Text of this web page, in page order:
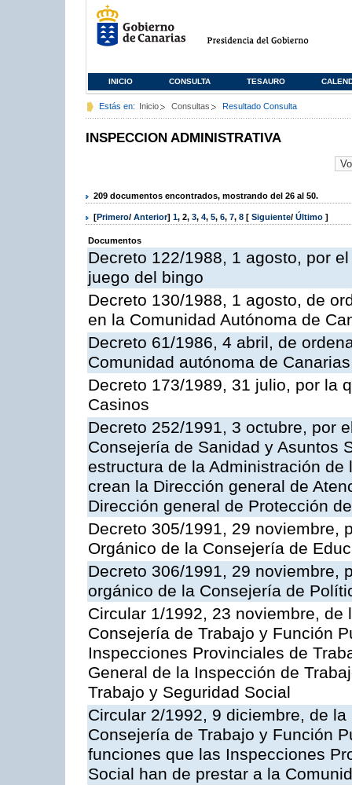
INICIO CONSULTA TESAURO
Estás en: Inicio Consultas Resultado Consulta
INSPECCION ADMINISTRATIVA
209 documentos encontrados, mostrando del 26 al 50.
[Primero/ Anterior] 1, 2, 3, 4, 5, 6, 7, 8 [ Siguiente/ Último ]
Documentos
Decreto 122/1988, 1 agosto, por
juego del bingo
Decreto 130/1988, 1 agosto, de
en la Comunidad Autónoma de
Decreto 61/1986, 4 abril, de
Comunidad autónoma de Canarias
Decreto 173/1989, 31 julio, por la
Casinos
Decreto 252/1991, 3 octubre, por
Consejería de Sanidad y Asuntos
estructura de la Administración
crean la Dirección general de
Dirección general de Protección
Decreto 305/1991, 29 noviembre,
Orgánico de la Consejería de
Decreto 306/1991, 29 noviembre,
orgánico de la Consejería de
Circular 1/1992, 23 noviembre,
Consejería de Trabajo y Función
Inspecciones Provinciales de
General de la Inspección de
Trabajo y Seguridad Social
Circular 2/1992, 9 diciembre, de
Consejería de Trabajo y Función
funciones que las Inspecciones
Social han de prestar a la